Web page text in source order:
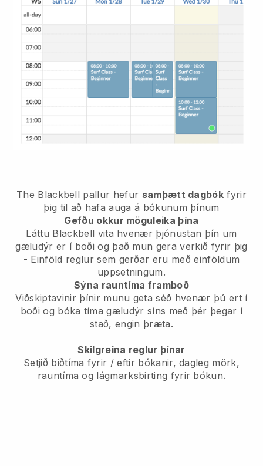
The Blackbell pallur hefur samþætt dagbók fyrir
þig til að hafa auga á bókunum þínum
Gefðu okkur möguleika þína
Láttu Blackbell vita hvenær þjónustan þín um
gæludýr er í boði og það mun gera verkið fyrir þig
- Einföld reglur sem gerðar eru með einföldum
uppsetningum.
Sýna rauntíma framboð
Viðskiptavinir þínir munu geta séð hvenær þú ert í
boði og bóka tíma gæludýr síns með þér þegar í
stað, engin þræta.
Skilgreina reglur þínar
Setjið biðtíma fyrir / eftir bókanir, dagleg mörk,
rauntíma og lágmarksbirting fyrir bókun.